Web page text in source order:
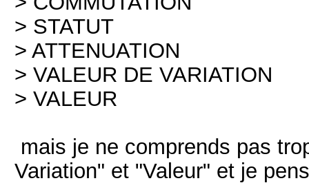
> STATUT
> ATTENUATION
> VALEUR DE VARIATION
> VALEUR
mais je ne comprends pas
Variation" et "Valeur" et je